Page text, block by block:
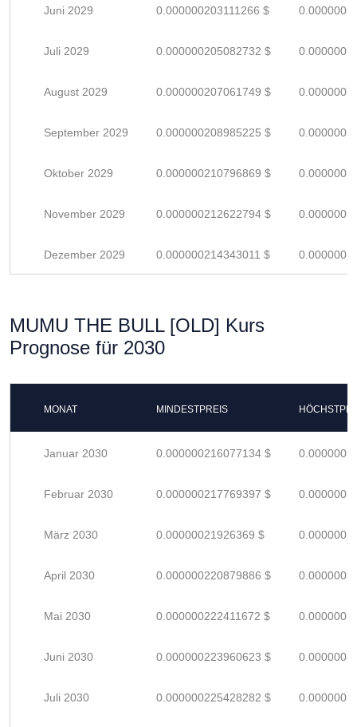
Juni 2029 0.000000203111266 $
Juli 2029 0.000000205082732 $
August 2029 0.000000207061749 $
September 2029 0.000000208985225 $
Oktober 2029 0.000000210796869 $
November 2029 0.000000212622794 $
Dezember 2029 0.000000214343011 $
MUMU THE BULL [OLD] Kurs
Prognose für 2030
MONAT MINDESTPREIS
Januar 2030 0.000000216077134 $
Februar 2030 0.000000217769397 $
März 2030 0.00000021926369 $
April 2030 0.000000220879886 $
Mai 2030 0.000000222411672 $
Juni 2030 0.000000223960623 $
Juli 2030 0.000000225428282 $